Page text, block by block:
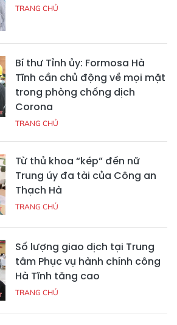
TRANG CHỦ
Bí thư Tỉnh ủy: Formosa Hà
Tĩnh cần chủ động về mọi mặt
trong phòng chống dịch
Corona
TRANG CHỦ
Từ thủ khoa “kép” đến nữ
Trung úy đa tài của Công an
Thạch Hà
TRANG CHỦ
Số lượng giao dịch tại Trung
tâm Phục vụ hành chính công
Hà Tĩnh tăng cao
TRANG CHỦ